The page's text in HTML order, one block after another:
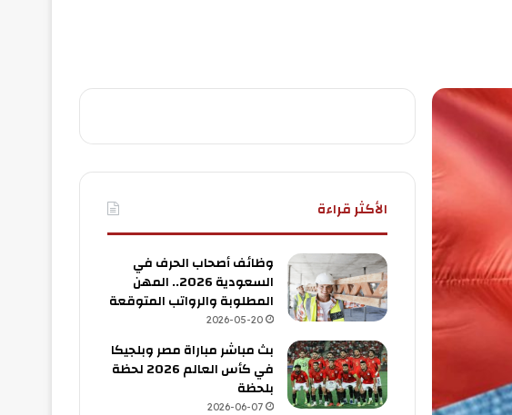
الأكثر قراءة
وظائف أصحاب الحرف في
السعودية 2026.. المهن
المطلوبة والرواتب المتوقعة
2026-05-20
بث مباشر مباراة مصر وبلجيكا
في كأس العالم 2026 لحظة
بلحظة
2026-06-07